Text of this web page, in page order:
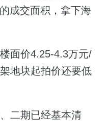
成交面积，拿下海
面价4.25-4.3万元/
地块起拍价还要低
二期已经基本清